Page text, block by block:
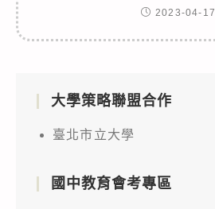
2023-04-17
大學策略聯盟合作
臺北市立大學
國中教育會考專區